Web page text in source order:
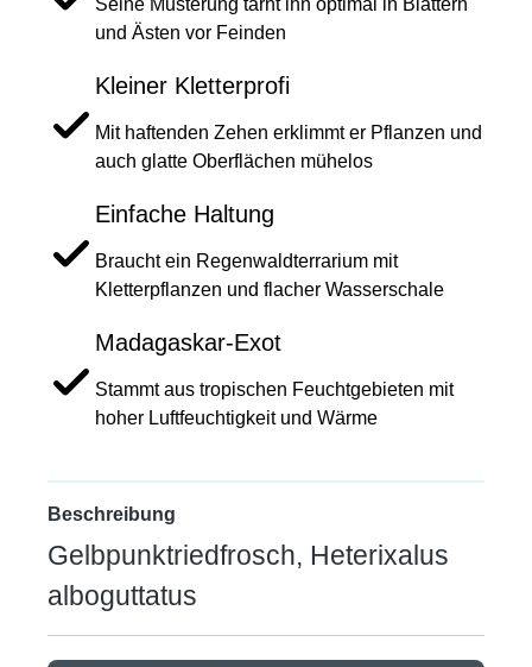
Seine Musterung tarnt ihn optimal in Blättern
und Ästen vor Feinden
Kleiner Kletterprofi
Mit haftenden Zehen erklimmt er Pflanzen und
auch glatte Oberflächen mühelos
Einfache Haltung
Braucht ein Regenwaldterrarium mit
Kletterpflanzen und flacher Wasserschale
Madagaskar-Exot
Stammt aus tropischen Feuchtgebieten mit
hoher Luftfeuchtigkeit und Wärme
Beschreibung
Gelbpunktriedfrosch, Heterixalus
alboguttatus